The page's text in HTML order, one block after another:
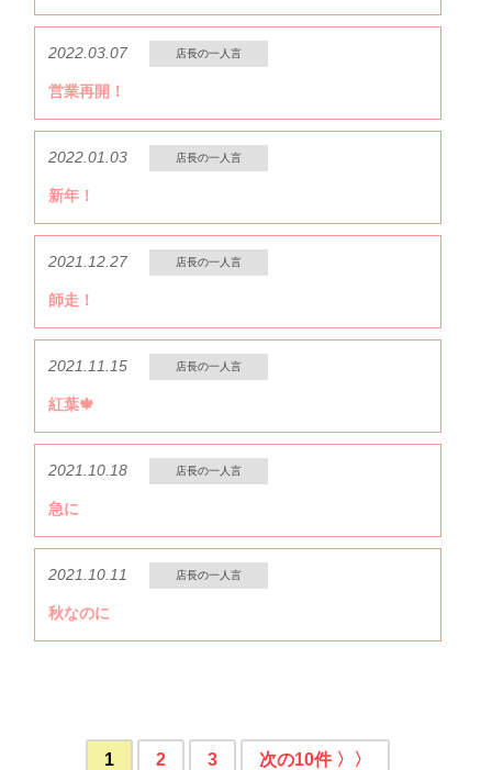
2022.03.07 店長の一人言
営業再開！
2022.01.03 店長の一人言
新年！
2021.12.27 店長の一人言
師走！
2021.11.15 店長の一人言
紅葉🍁
2021.10.18 店長の一人言
急に
2021.10.11 店長の一人言
秋なのに
1 2 3 次の10件 〉〉